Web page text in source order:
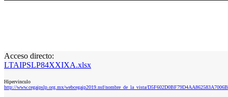
Acceso directo:
LTAIPSLP84XXIXA.xlsx
Hipervinculo
http://www.cegaipslp.org.mx/webcegaip2019.nsf/nombre_de_la_vista/